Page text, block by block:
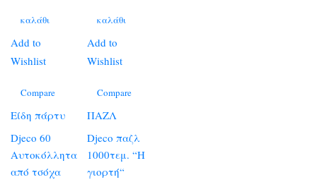
καλάθι
Add to
Wishlist
Compare
Είδη πάρτυ
Djeco 60
Αυτοκόλλητα
από τσόχα
καλάθι
Add to
Wishlist
Compare
ΠΑΖΛ
Djeco παζλ
1000τεμ. “Η
γιορτή“